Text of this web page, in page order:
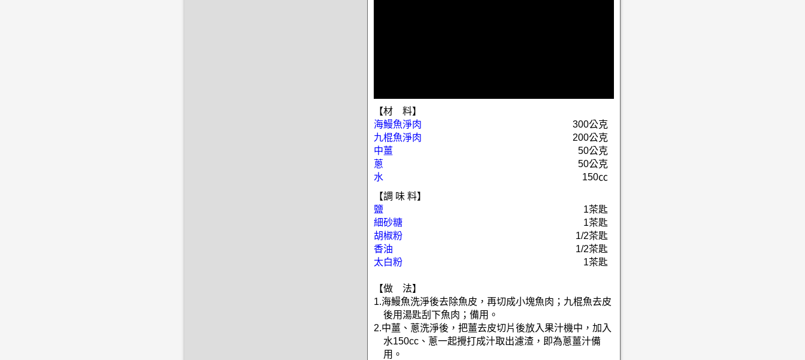
【材 料】
海鰻魚淨肉
300公克
九棍魚淨肉
200公克
中薑
50公克
蔥
50公克
水
150㏄
【調 味 料】
鹽
1茶匙
細砂糖
1茶匙
胡椒粉
1/2茶匙
香油
1/2茶匙
太白粉
1茶匙
【做 法】
1.海鰻魚洗淨後去除魚皮，再切成小塊魚肉；九棍魚去皮
後用湯匙刮下魚肉；備用。
2.中薑、蔥洗淨後，把薑去皮切片後放入果汁機中，加入
水150cc、蔥一起攪打成汁取出濾渣，即為蔥薑汁備
用。